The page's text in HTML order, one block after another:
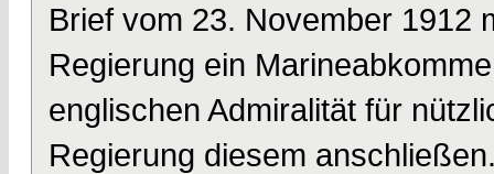
Brief vom 23. November 1912
Regierung ein
englischen Admiralität für
Regierung diesem